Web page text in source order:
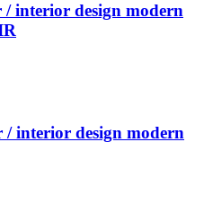
/ interior design modern
/ interior design modern